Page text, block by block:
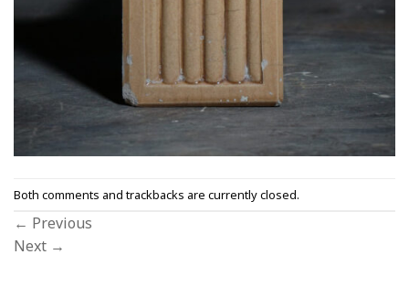
Both comments and trackbacks are currently closed.
← Previous
Next →